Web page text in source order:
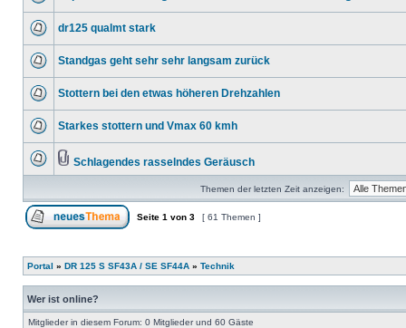
dr125 qualmt stark
Standgas geht sehr sehr langsam zurück
Stottern bei den etwas höheren Drehzahlen
Starkes stottern und Vmax 60 kmh
Schlagendes rasselndes Geräusch
Themen der letzten Zeit anzeigen:
Seite 1 von 3 [ 61 Themen ]
Portal » DR 125 S SF43A / SE SF44A » Technik
Wer ist online?
Mitglieder in diesem Forum: 0 Mitglieder und 60 Gäste